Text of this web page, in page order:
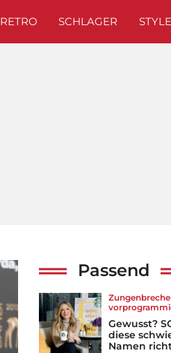
RETRO SCHLAGER STYLE
Passend
Gewusst?
diese
Namen